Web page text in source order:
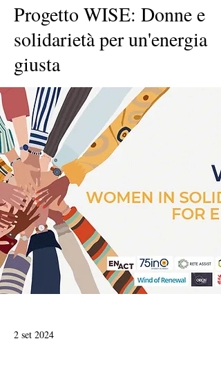
Progetto WISE: Donne e
solidarietà per un'energia
giusta
2 set 2024